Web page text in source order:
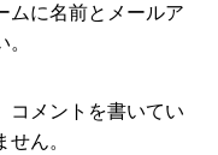
ムに名前とメールア
コメントを書いてい
ん。